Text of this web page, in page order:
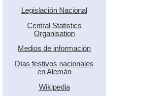
Legislación Nacional
Central Statistics
Organisation
Medios de información
Días festivos nacionales
en Alemán
Wikipedia